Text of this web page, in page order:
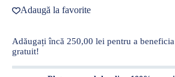
Adaugă la favorite
Adăugați încă 250,00 lei pentru a
gratuit!